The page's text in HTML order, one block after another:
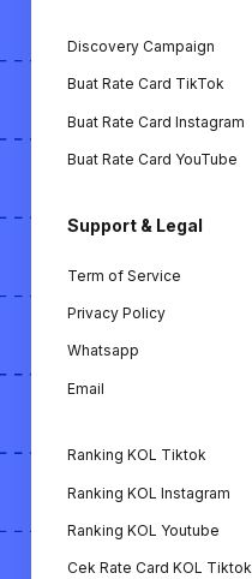
Discovery Campaign
Buat Rate Card TikTok
Buat Rate Card Instagram
Buat Rate Card YouTube
Support & Legal
Term of Service
Privacy Policy
Whatsapp
Email
Ranking KOL Tiktok
Ranking KOL Instagram
Ranking KOL Youtube
Cek Rate Card KOL Tiktok